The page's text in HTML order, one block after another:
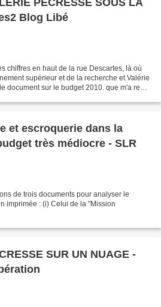
PÉCRESSE SOUS LA
Blog Libé
chiffres en haut de la rue Descartes, là où
supérieur et de la recherche et Valérie
document sur le budget 2010. que m'a remis
et escroquerie dans la
très médiocre - SLR
de trois documents pour analyser le
imprimée : (i) Celui de la "Mission
SUR UN NUAGE -